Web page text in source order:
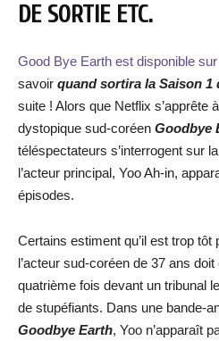
DE SORTIE ETC.
Good Bye Earth est disponible
savoir quand sortira la Saison 1
suite ! Alors que Netflix s’apprête
dystopique sud-coréen Goodbye
téléspectateurs s’interrogent sur
l’acteur principal, Yoo Ah-in,
épisodes.
Certains estiment qu’il est trop tôt
l’acteur sud-coréen de 37 ans
quatrième fois devant un tribunal
de stupéfiants. Dans une bande-
Goodbye Earth, Yoo n’apparaît